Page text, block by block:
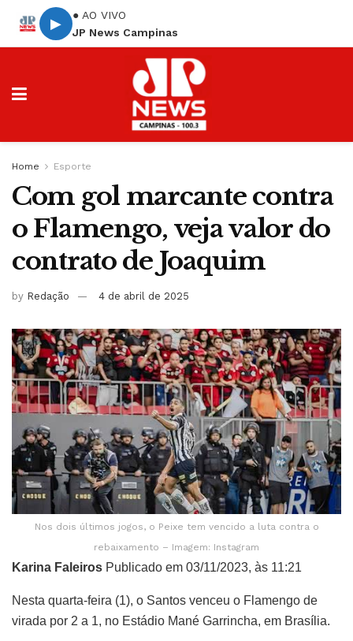
▶
● AO VIVO
JP News Campinas
Home Esporte
Com gol marcante contra
o Flamengo, veja valor do
contrato de Joaquim
by Redação 4 de abril de 2025
Nos dois últimos jogos, o Peixe tem vencido a luta contra o
rebaixamento – Imagem: Instagram
Karina Faleiros Publicado em 03/11/2023, às 11:21
Nesta quarta-feira (1), o Santos venceu o Flamengo de
virada por 2 a 1, no Estádio Mané Garrincha, em Brasília.